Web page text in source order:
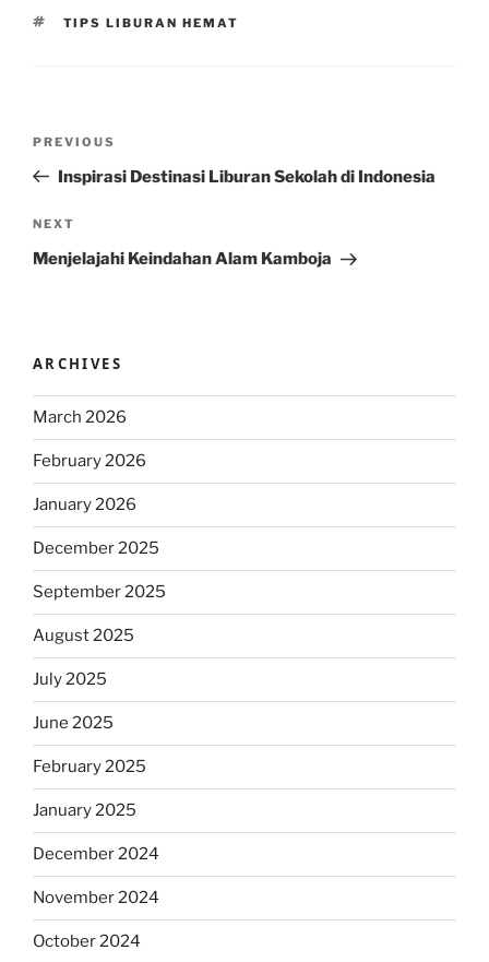
TAGS
TIPS LIBURAN HEMAT
Previous
Post
PREVIOUS
Inspirasi Destinasi Liburan Sekolah di Indonesia
Next
Post
NEXT
Menjelajahi Keindahan Alam Kamboja
ARCHIVES
March 2026
February 2026
January 2026
December 2025
September 2025
August 2025
July 2025
June 2025
February 2025
January 2025
December 2024
November 2024
October 2024